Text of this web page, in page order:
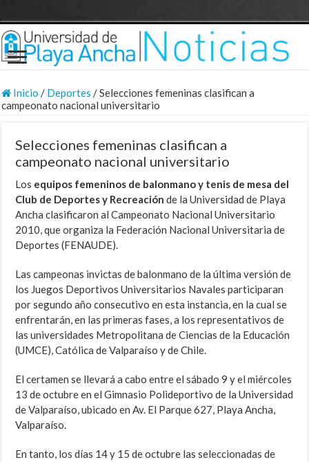
Inicio / Deportes /Selecciones femeninas clasifican a
campeonato nacional universitario
Selecciones femeninas clasifican a
campeonato nacional universitario
Los equipos femeninos de balonmano y tenis de mesa del
Club de Deportes y Recreación de la Universidad de Playa
Ancha clasificaron al Campeonato Nacional Universitario
2010, que organiza la Federación Nacional Universitaria de
Deportes (FENAUDE).
Las campeonas invictas de balonmano de la última versión de
los Juegos Deportivos Universitarios Navales participaran
por segundo año consecutivo en esta instancia, en la cual se
enfrentarán, en las primeras fases, a los representativos de
las universidades Metropolitana de Ciencias de la Educación
(UMCE), Católica de Valparaíso y de Chile.
El certamen se llevará a cabo entre el sábado 9 y el miércoles
13 de octubre en el Gimnasio Polideportivo de la Universidad
de Valparaíso, ubicado en Av. El Parque 627, Playa Ancha,
Valparaíso.
En tanto, los días 14 y 15 de octubre las seleccionadas de